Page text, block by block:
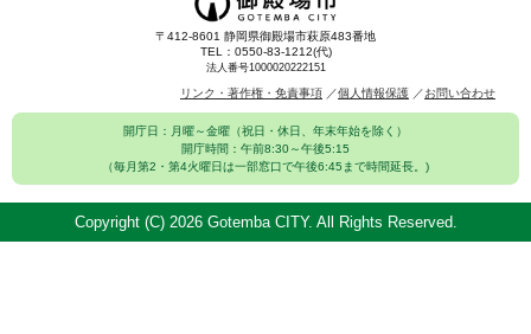
〒412-8601 静岡県御殿場市萩原483番地
TEL：0550-83-1212(代)
法人番号1000020222151
リンク・著作権・免責事項 個人情報保護 お問い合わせ
開庁日：月曜～金曜（祝日・休日、年末年始を除く）
開庁時間：午前8:30～午後5:15
（毎月第2・第4火曜日は一部窓口で午後6:45まで時間延長。)
Copyright (C) 2026 Gotemba CITY. All Rights Reserved.